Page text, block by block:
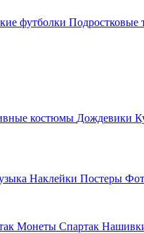
футболки Подростковые
костюмы Дождевики
Наклейки Постеры
Монеты Спартак